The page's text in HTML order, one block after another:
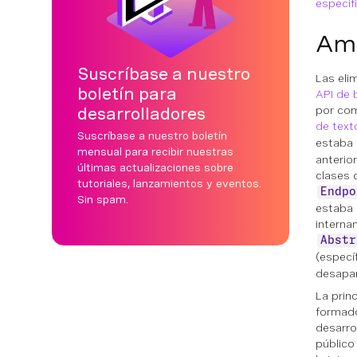
Suscríbase a nuestro
boletín para
desarrolladores
Suscríbase a nuestro boletín
mensual para recibir nuestras
últimas actualizaciones sobre
tutoriales, lanzamientos y eventos.
Sin spam.
Las
API de
por
de
estaba
clases
estaba
La